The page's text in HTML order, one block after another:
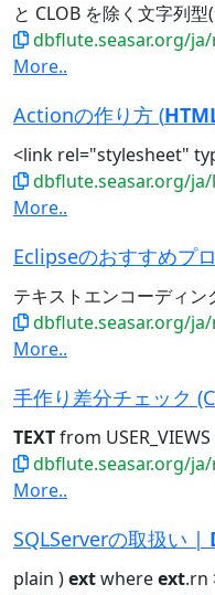
と CLOB を除く文字列型
dbflute.seasar.org/ja/manual/
More..
Actionの作り方 (
<link rel="stylesheet"
dbflute.seasar.org/ja/
More..
Eclipseのおすすめプ
テキストエンコーディ
dbflute.seasar.org/ja/manual/
More..
手作り差分チェック
TEXTfrom USER_VIEWS
dbflute.seasar.org/ja/manual/
More..
SQLServerの取扱い |
plain )extwhereext.rn